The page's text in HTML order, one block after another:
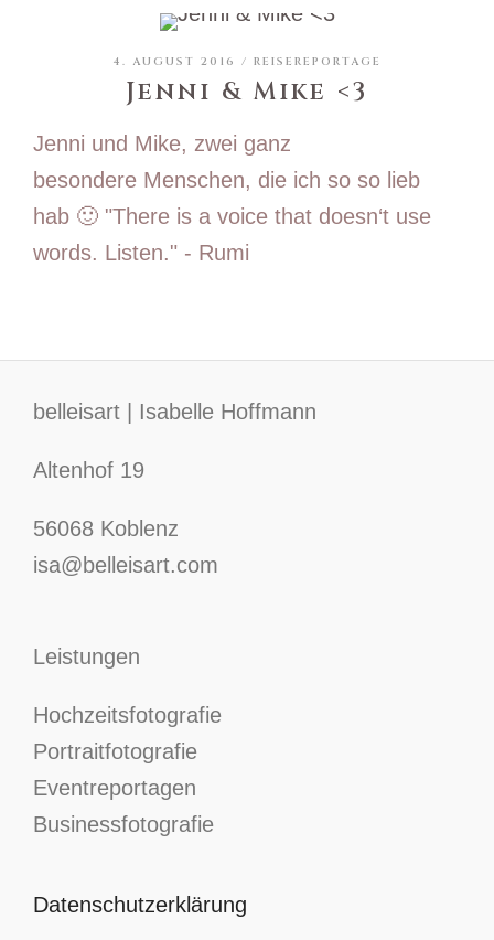
4. AUGUST 2016 / REISEREPORTAGE
Jenni & Mike <3
Jenni und Mike, zwei ganz
besondere Menschen, die ich so so lieb
hab 🙂 "There is a voice that doesn‘t use
words. Listen." - Rumi
belleisart | Isabelle Hoffmann
Altenhof 19
56068 Koblenz
isa@belleisart.com
Leistungen
Hochzeitsfotografie
Portraitfotografie
Eventreportagen
Businessfotografie
Datenschutzerklärung